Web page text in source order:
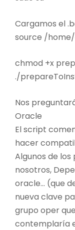
Cargamos el
source /
chmod +x
./
Nos
Oracle
El script
hacer
Algunos de los
nosotros,
oracle… (que
nueva clave
grupo oper
contemplaría